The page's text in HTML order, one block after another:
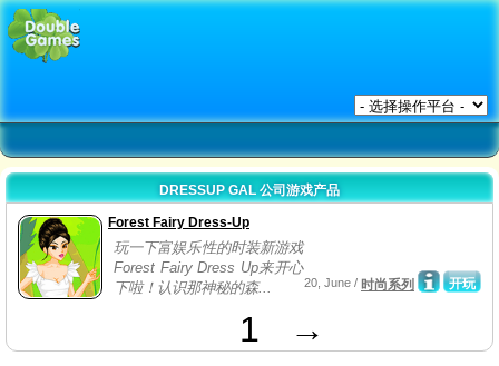
DRESSUP GAL 公司游戏产品
Forest Fairy Dress-Up
玩一下富娱乐性的时装新游戏
Forest Fairy Dress Up来开心
下啦！认识那神秘的森...
开玩
20, June / 时尚系列
1 →